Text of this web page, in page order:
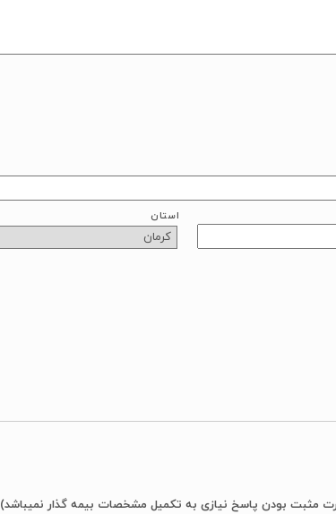
استان
مثبت بودن پاسخ نیازی به تکمیل مشخصات بیمه گذار نمیباشد)